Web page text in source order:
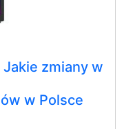
zmiany w
w Polsce